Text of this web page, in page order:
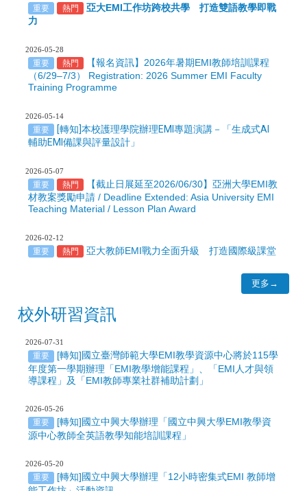
重要 熱門
亞大EMI工作坊跨校共學 打造雙語教學即戰
力
2026-05-28
重要 熱門
【報名資訊】2026年暑期EMI教師培訓課程
（6/29–7/3） Registration: 2026 Summer EMI Faculty
Training Programme
2026-05-14
重要
[轉知]本校護理學院辦理EMI專題演講－「生成式AI
輔助EMI備課與評量設計」
2026-05-07
重要 熱門
【截止日展延至2026/06/30】亞洲大學EMI教
材教案獎勵申請 / Deadline Extended: Asia University EMI
Teaching Material / Lesson Plan Award
2026-02-12
重要 熱門 亞大教師EMI戰力全面升級 打造國際級課堂
更多→
校外研習資訊
2026-07-31
重要
[轉知]國立臺灣師範大學EMI教學資源中心將於115學
年度第一學期辦理「EMI教學增能課程」、「EMI人才與領
導課程」及「EMI教師專業社群補助計劃」
2026-05-26
重要
[轉知]國立中興大學辦理「國立中興大學EMI教學資
源中心教師全英語教學知能培訓課程」
2026-05-20
重要
[轉知]國立中興大學辦理「12小時密集式EMI 教師增